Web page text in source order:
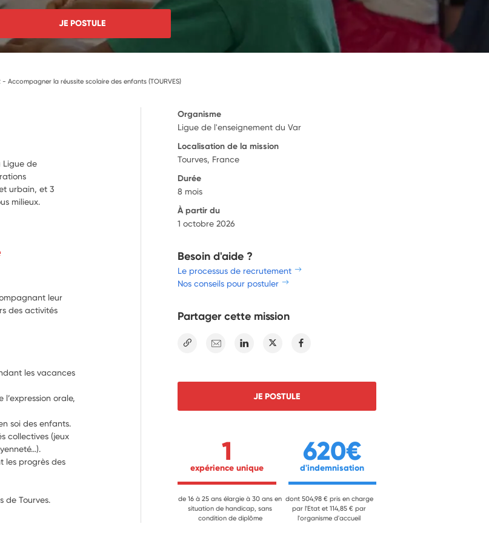
JE POSTULE
- Accompagner la réussite scolaire des enfants (TOURVES)
Ligue de
urbain, et 3
milieux.
leur
des activités
les vacances
orale,
soi des enfants.
collectives (jeux
les progrès des
de Tourves.
Organisme
Ligue de l'enseignement du Var
Localisation de la mission
Tourves, France
Durée
8 mois
À partir du
1 octobre 2026
Besoin d'aide ?
Le processus de recrutement
Nos conseils pour postuler
Partager cette mission
E-mail Linkedin Twitter
JE POSTULE
1
expérience unique
de 16 à 25 ans élargie à 30 ans en
situation de handicap, sans
condition de diplôme
620€
d'indemnisation
dont 504,98 € pris en charge
par l'Etat et 114,85 € par
l'organisme d'accueil